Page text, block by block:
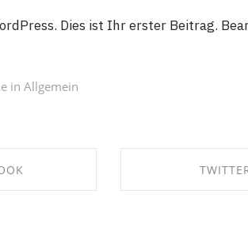
Dies ist Ihr erster Beitrag.
in Allgemein